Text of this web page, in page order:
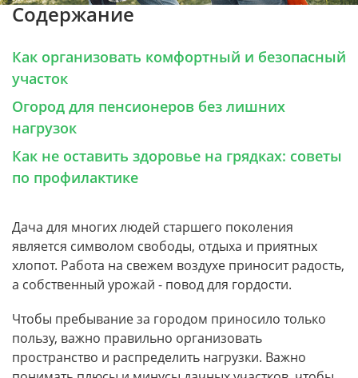
Содержание
Как организовать комфортный и безопасный
участок
Огород для пенсионеров без лишних
нагрузок
Как не оставить здоровье на грядках: советы
по профилактике
Дача для многих людей старшего поколения
является символом свободы, отдыха и приятных
хлопот. Работа на свежем воздухе приносит радость,
а собственный урожай - повод для гордости.
Чтобы пребывание за городом приносило только
пользу, важно правильно организовать
пространство и распределить нагрузки. Важно